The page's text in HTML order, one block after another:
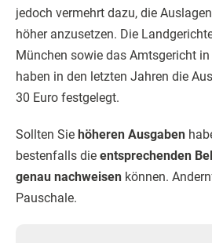
jedoch vermehrt dazu, die
höher anzusetzen. Die
München sowie das Amtsgericht
haben in den letzten Jahren die
30 Euro festgelegt.
Sollten Sie höheren Ausgaben
bestenfalls die entsprechenden
genau nachweisen können.
Pauschale.